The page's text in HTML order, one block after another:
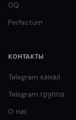
OQ
Perfectum
КОНТАКТЫ
Telegram канал
Telegram группа
О нас